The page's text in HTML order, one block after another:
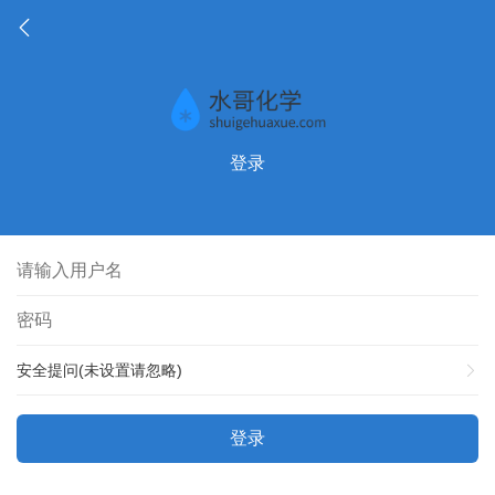
登录
安全提问(未设置请忽略)
登录